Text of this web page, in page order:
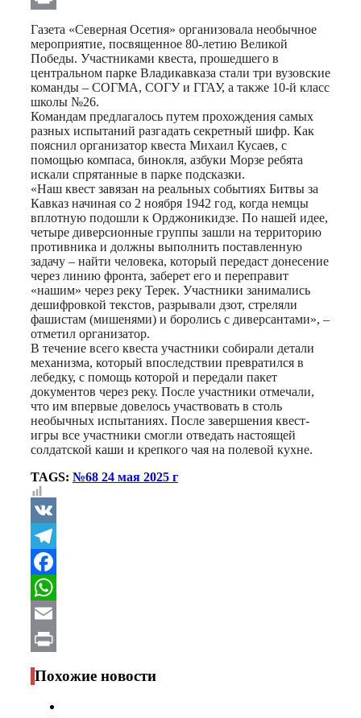
Print
Газета «Северная Осетия» организовала необычное
мероприятие, посвященное 80-летию Великой
Победы. Участниками квеста, прошедшего в
центральном парке Владикавказа стали три вузовские
команды – СОГМА, СОГУ и ГГАУ, а также 10-й класс
школы №26.
Командам предлагалось путем прохождения самых
разных испытаний разгадать секретный шифр. Как
пояснил организатор квеста Михаил Кусаев, с
помощью компаса, бинокля, азбуки Морзе ребята
искали спрятанные в парке подсказки.
«Наш квест завязан на реальных событиях Битвы за
Кавказ начиная со 2 ноября 1942 год, когда немцы
вплотную подошли к Орджоникидзе. По нашей идее,
четыре диверсионные группы зашли на территорию
противника и должны выполнить поставленную
задачу – найти человека, который передаст донесение
через линию фронта, заберет его и переправит
«нашим» через реку Терек. Участники занимались
дешифровкой текстов, разрывали дзот, стреляли
фашистам (мишенями) и боролись с диверсантами», –
отметил организатор.
В течение всего квеста участники собирали детали
механизма, который впоследствии превратился в
лебедку, с помощь которой и передали пакет
документов через реку. После участники отмечали,
что им впервые довелось участвовать в столь
необычных испытаниях. После завершения квест-
игры все участники смогли отведать настоящей
солдатской каши и крепкого чая на полевой кухне.
TAGS: №68 24 мая 2025 г
VK
Telegram
Facebook
WhatsApp
Email
Print
Похожие новости